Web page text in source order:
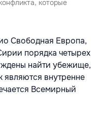
которые
Свободная Европа,
порядка четырех
найти убежище,
внутренне
Всемирный